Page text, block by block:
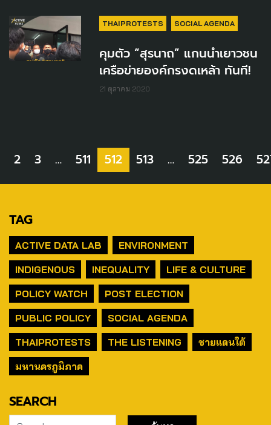
THAIPROTESTS SOCIAL AGENDA
คุมตัว “สุรนาถ” แกนนำเยาวชน
เครือข่ายองค์กรงดเหล้า ทันที!
21 ตุลาคม 2020
2 3 … 511 512 513 … 525 526
TAG
ACTIVE DATA LAB
ENVIRONMENT
INDIGENOUS
INEQUALITY
LIFE & CULTURE
POLICY WATCH
POST ELECTION
PUBLIC POLICY
SOCIAL AGENDA
THAIPROTESTS
THE LISTENING
ชายแดนใต้
มหานครภูมิภาค
SEARCH